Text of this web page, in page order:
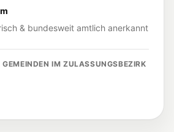
& bundesweit amtlich anerkannt
GEMEINDEN IM ZULASSUNGSBEZIRK